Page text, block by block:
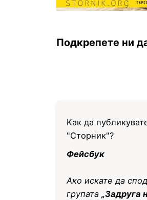
Подкрепете ни
Как да
"Сторник"?
Фейсбук
Ако искате да
групата„Задруга